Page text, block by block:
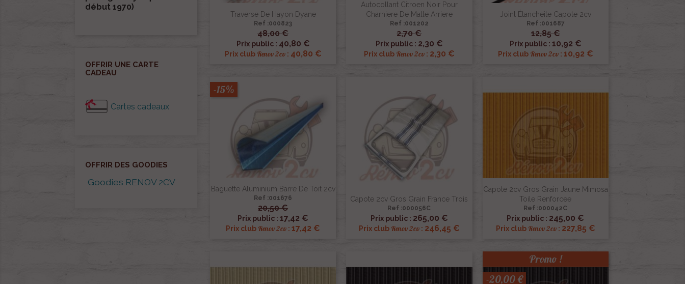
début 1970)
OFFRIR UNE CARTE
CADEAU
Cartes cadeaux
OFFRIR DES GOODIES
Goodies RENOV 2CV
Traverse De Hayon Dyane
Ref :000823
48,00 €
Prix public : 40,80 €
Prix club Renov 2cv: 40,80 €
 Aperçu rapide
Autocollant Citroen Noir Pour
Charniere De Malle Arriere
Ref :001202
2,70 €
Prix public : 2,30 €
Prix club Renov 2cv: 2,30 €
 Aperçu rapide
Joint Étancheite Capote 2cv
Ref :001687
12,85 €
Prix public : 10,92 €
Prix club Renov 2cv: 10,92 €
 Aperçu rapide
Baguette Aluminium Barre De Toit 2cv
Ref :001676
20,50 €
Prix public :17,42 €
Prix club Renov 2cv :17,42 €
-15%
 Aperçu rapide
Capote 2cv Gros Grain France Trois
Ref :000056C
Prix public : 265,00 €
Prix club Renov 2cv: 246,45 €
 Aperçu rapide
Capote 2cv Gros Grain Jaune Mimosa
Toile Renforcee
Ref :000042C
Prix public : 245,00 €
Prix club Renov 2cv: 227,85 €
 Aperçu rapide
Promo !
-20,00 €